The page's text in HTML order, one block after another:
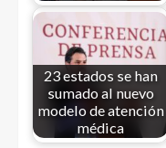
23 estados se han
sumado al nuevo
modelo de atención
médica